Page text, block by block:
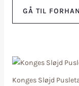
GÅ TIL
Konges Sløjd